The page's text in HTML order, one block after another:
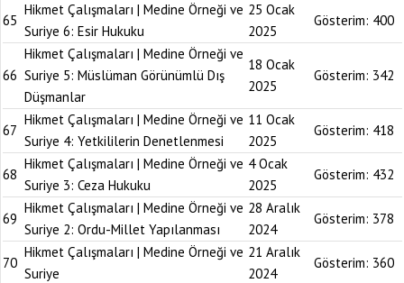
65
Hikmet Çalışmaları | Medine Örneği ve
Suriye 6: Esir Hukuku
25 Ocak
2025
Gösterim: 400
66
Hikmet Çalışmaları | Medine Örneği ve
Suriye 5: Müslüman Görünümlü Dış
Düşmanlar
18 Ocak
2025
Gösterim: 342
67
Hikmet Çalışmaları | Medine Örneği ve
Suriye 4: Yetkililerin Denetlenmesi
11 Ocak
2025
Gösterim: 418
68
Hikmet Çalışmaları | Medine Örneği ve
Suriye 3: Ceza Hukuku
4 Ocak
2025
Gösterim: 432
69
Hikmet Çalışmaları | Medine Örneği ve
Suriye 2: Ordu-Millet Yapılanması
28 Aralık
2024
Gösterim: 378
70
Hikmet Çalışmaları | Medine Örneği ve
Suriye
21 Aralık
2024
Gösterim: 360